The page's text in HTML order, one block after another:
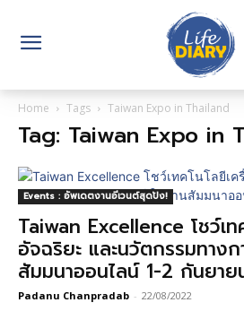
Home Tags Taiwan Expo in Thailand
Tag: Taiwan Expo in
Events : อัพเดตงานอีเวนต์สุดปัง!
Taiwan Excellence โชว์เท
อัจฉริยะ และนวัตกรรมทาง
สัมมนาออนไลน์ 1-2 กันยา
Padanu Chanpradab - 22/08/2022